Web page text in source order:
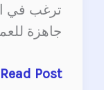
ترغب في
جاهزة
Read Post »